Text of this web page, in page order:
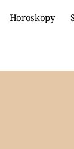
Horoskopy